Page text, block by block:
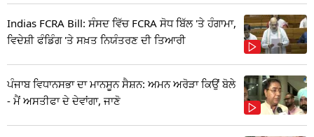
Indias FCRA Bill: ਸੰਸਦ ਵਿੱਚ FCRA ਸੋਧ ਬਿੱਲ 'ਤੇ ਹੰਗਾਮਾ,
ਵਿਦੇਸ਼ੀ ਫੰਡਿੰਗ 'ਤੇ ਸਖ਼ਤ ਨਿਯੰਤਰਣ ਦੀ ਤਿਆਰੀ
ਪੰਜਾਬ ਵਿਧਾਨਸਭਾ ਦਾ ਮਾਨਸੂਨ ਸੈਸ਼ਨ: ਅਮਨ ਅਰੋੜਾ ਕਿਉਂ ਬੋਲੇ
- ਮੈਂ ਅਸਤੀਫਾ ਦੇ ਦੇਵਾਂਗਾ, ਜਾਣੋ